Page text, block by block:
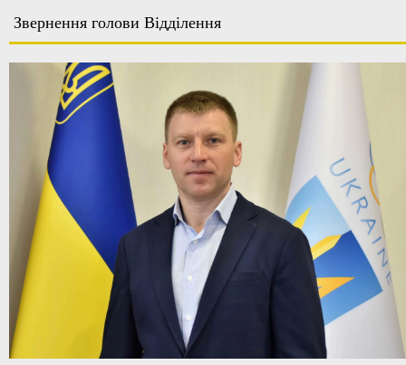
Звернення голови Відділення